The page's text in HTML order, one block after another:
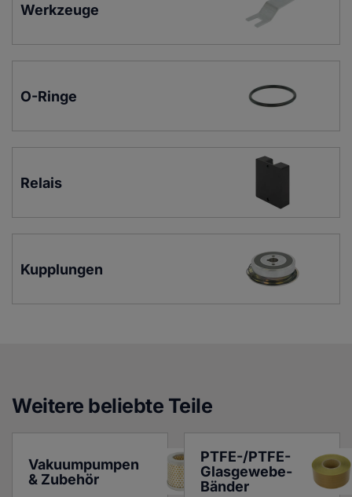
Werkzeuge
O-Ringe
Relais
Kupplungen
Weitere beliebte Teile
Vakuumpumpen
& Zubehör
PTFE-/PTFE-
Glasgewebe-
Bänder